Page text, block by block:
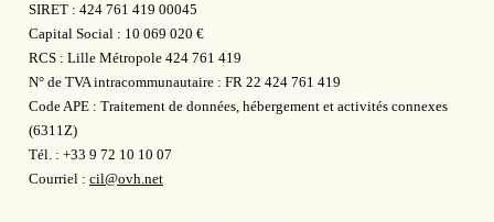
SIRET : 424 761 419 00045
Capital Social : 10 069 020 €
RCS : Lille Métropole 424 761 419
N° de TVA intracommunautaire : FR 22 424 761 419
Code APE : Traitement de données, hébergement et activités connexes
(6311Z)
Tél. : +33 9 72 10 10 07
Courriel : cil@ovh.net